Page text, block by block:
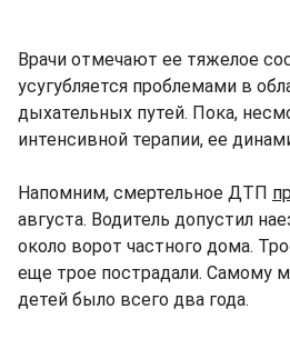
Врачи отмечают ее тяжелое
усугубляется проблемами в
дыхательных путей. Пока,
интенсивной терапии, ее
Напомним, смертельное ДТП
августа. Водитель допустил
около ворот частного дома.
еще трое пострадали. Самому
детей было всего два года.